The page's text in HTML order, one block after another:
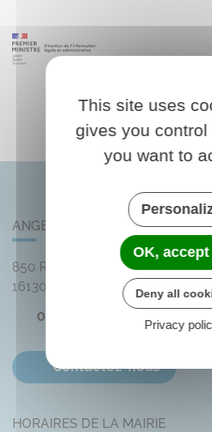
ANGEAC-CHAMPAGNE
850 Rue des Distilleries
16130
Angeac-Champagne
05 45 83 74 42
Contactez-nous
HORAIRES DE LA MAIRIE
This site uses
gives you control
you want to
OK,
Deny all
Privacy